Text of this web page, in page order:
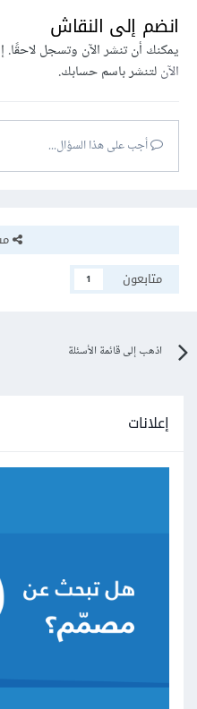
انضم إلى النقاش
يمكنك أن تنشر الآن وتسجل
الآنلتنشر باسم حسابك.
أجب على هذا السؤال...
متابعون
1
اذهب إلى قائمة الأسئلة
إعلانات